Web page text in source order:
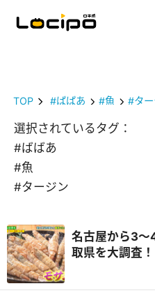
TOP #ばばあ #魚 #タ
選択されているタグ：
#ばばあ
#魚
#タージン
名古屋から3～
取県を大調査